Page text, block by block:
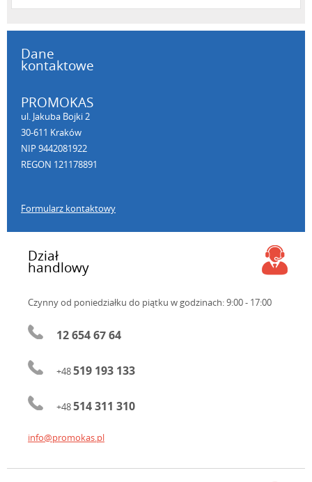
Dane
kontaktowe
PROMOKAS
ul. Jakuba Bojki 2
30-611 Kraków
NIP 9442081922
REGON 121178891
Formularz kontaktowy
Dział
handlowy
Czynny od poniedziałku do piątku w godzinach: 9:00 - 17:00
12 654 67 64
+48519 193 133
+48514 311 310
info@promokas.pl